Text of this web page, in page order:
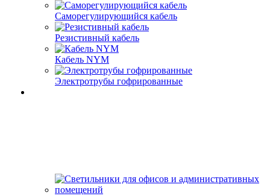
Саморегулирующийся кабель
Резистивный кабель
Кабель NYM
Электротрубы гофрированные